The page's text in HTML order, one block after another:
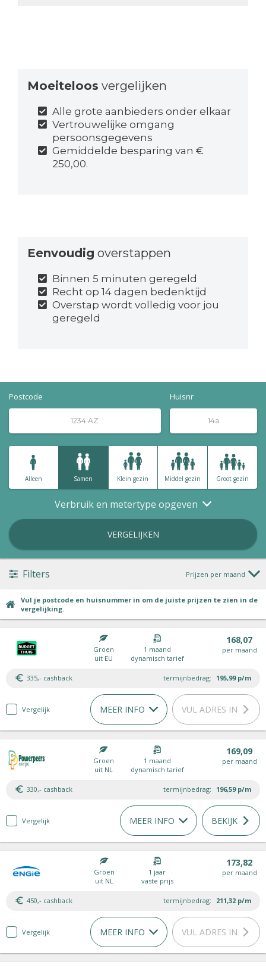
Moeiteloos vergelijken
Alle grote aanbieders onder elkaar
Vertrouwelijke omgang
persoonsgegevens
Gemiddelde besparing van €
250,00.
Eenvoudig overstappen
Binnen 5 minuten geregeld
Recht op 14 dagen bedenktijd
Overstap wordt volledig voor jou
geregeld
Postcode Huisnr
Alleen Samen Klein gezin Middel gezin Groot gezin
Verbruik en metertype opgeven
VERGELIJKEN
Filters Prijzen per maand
Vul je postcode en huisnummer in om de juiste prijzen te zien in de
vergelijking.
Groen
uit EU
1 maand
dynamisch tarief
168,07
per maand
335,- cashback termijnbedrag: 195,99 p/m
Vergelijk MEER INFO VUL ADRES IN
Groen
uit NL
1 maand
dynamisch tarief
169,09
per maand
330,- cashback termijnbedrag: 196,59 p/m
Vergelijk MEER INFO BEKIJK
Groen
uit NL
1 jaar
vaste prijs
173,82
per maand
450,- cashback termijnbedrag: 211,32 p/m
Vergelijk MEER INFO VUL ADRES IN